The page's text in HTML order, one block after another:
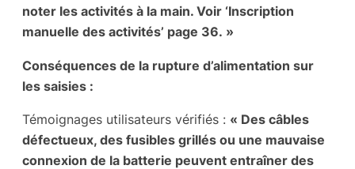
noter les activités à la main. Voir ‘Inscription
manuelle des activités’ page 36. »
Conséquences de la rupture d’alimentation sur
les saisies :
Témoignages utilisateurs vérifiés : « Des câbles
défectueux, des fusibles grillés ou une mauvaise
connexion de la batterie peuvent entraîner des